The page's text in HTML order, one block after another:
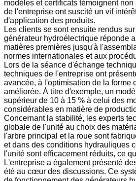
modèles et certificats témoignent
de l'entreprise ont suscité un vif
d'application des produits.
Les clients se sont ensuite rendus
générateur hydroélectrique réponde
matières premières jusqu'à
normes internationales et aux
Lors de la séance d'échange
techniques de l'entreprise ont
avancée, à l'optimisation de la forme
améliorée. À titre d'exemple, un
supérieur de 10 à 15 % à celui des
considérables en matière de
Concernant la stabilité, les experts
globale de l'unité au choix des
l'arbre principal et la roue sont
et dans des conditions hydrauliques
l'unité sont efficacement réduits, ce
L'entreprise a également présenté
été au cœur des discussions. Ce